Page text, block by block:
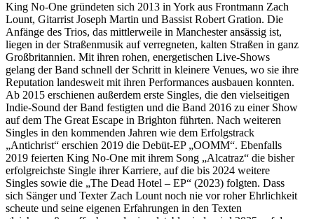
King No-One gründeten sich 2013 in York aus Frontmann Zach
Lount, Gitarrist Joseph Martin und Bassist Robert Gration. Die
Anfänge des Trios, das mittlerweile in Manchester ansässig ist,
liegen in der Straßenmusik auf verregneten, kalten Straßen in ganz
Großbritannien. Mit ihren rohen, energetischen Live-Shows
gelang der Band schnell der Schritt in kleinere Venues, wo sie ihre
Reputation landesweit mit ihren Performances ausbauen konnten.
Ab 2015 erschienen außerdem erste Singles, die den vielseitigen
Indie-Sound der Band festigten und die Band 2016 zu einer Show
auf dem The Great Escape in Brighton führten. Nach weiteren
Singles in den kommenden Jahren wie dem Erfolgstrack
„Antichrist“ erschien 2019 die Debüt-EP „OOMM“. Ebenfalls
2019 feierten King No-One mit ihrem Song „Alcatraz“ die bisher
erfolgreichste Single ihrer Karriere, auf die bis 2024 weitere
Singles sowie die „The Dead Hotel – EP“ (2023) folgten. Dass
sich Sänger und Texter Zach Lount noch nie vor roher Ehrlichkeit
scheute und seine eigenen Erfahrungen in den Texten